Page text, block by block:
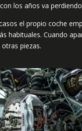
los años va
el propio coche
habituales. Cuando
piezas.